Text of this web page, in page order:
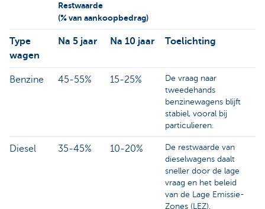
Restwaarde
(% van aankoopbedrag)
Type
wagen
Na 5 jaar Na 10 jaar Toelichting
Benzine 45-55% 15-25%
De vraag naar
tweedehands
benzinewagens blijft
stabiel, vooral bij
particulieren.
Diesel 35-45% 10-20%
De restwaarde van
dieselwagens daalt
sneller door de lage
vraag en het beleid
van de Lage Emissie-
Zones (LEZ).